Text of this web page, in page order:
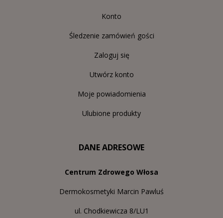
Konto
Śledzenie zamówień gości
Zaloguj się
Utwórz konto
Moje powiadomienia
Ulubione produkty
DANE ADRESOWE
Centrum Zdrowego Włosa
Dermokosmetyki Marcin Pawluś
ul. Chodkiewicza 8/LU1